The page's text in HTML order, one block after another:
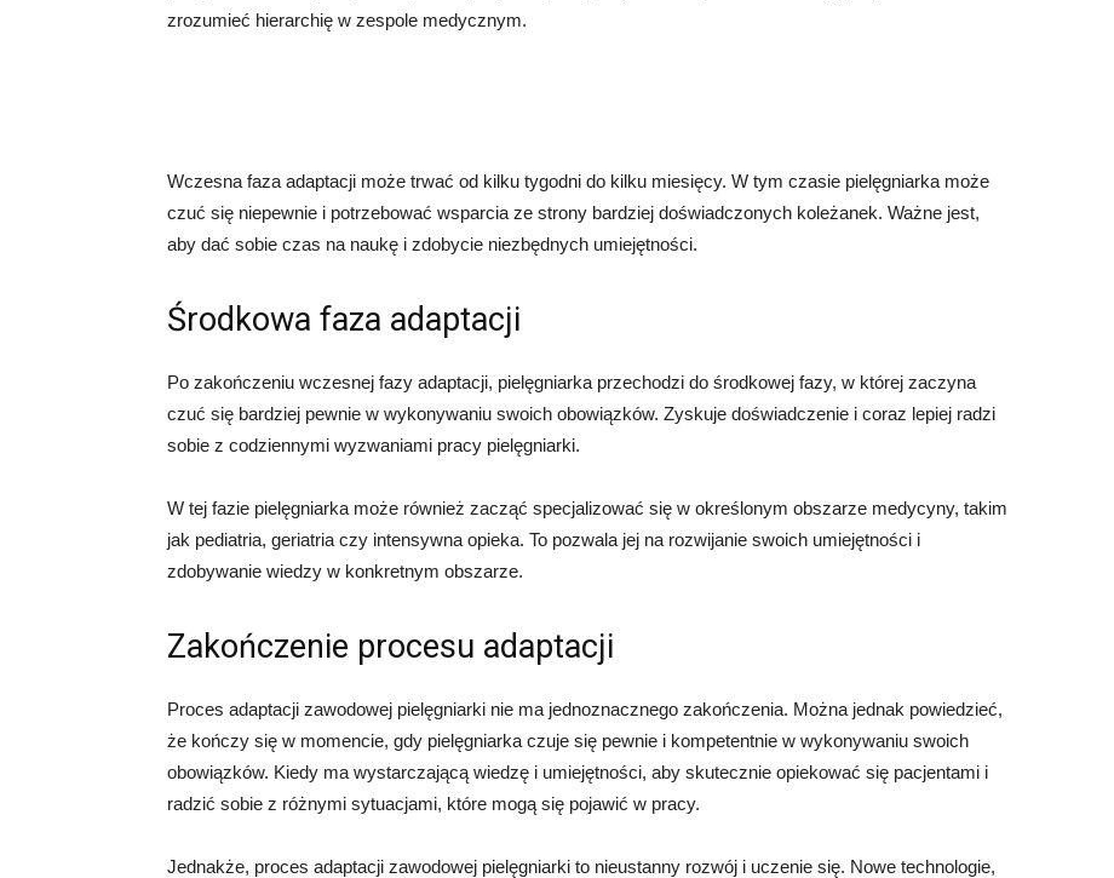
zrozumieć hierarchię w zespole medycznym.
Wczesna faza adaptacji może trwać od kilku tygodni do kilku miesięcy. W tym czasie pielęgniarka może
czuć się niepewnie i potrzebować wsparcia ze strony bardziej doświadczonych koleżanek. Ważne jest,
aby dać sobie czas na naukę i zdobycie niezbędnych umiejętności.
Środkowa faza adaptacji
Po zakończeniu wczesnej fazy adaptacji, pielęgniarka przechodzi do środkowej fazy, w której zaczyna
czuć się bardziej pewnie w wykonywaniu swoich obowiązków. Zyskuje doświadczenie i coraz lepiej radzi
sobie z codziennymi wyzwaniami pracy pielęgniarki.
W tej fazie pielęgniarka może również zacząć specjalizować się w określonym obszarze medycyny, takim
jak pediatria, geriatria czy intensywna opieka. To pozwala jej na rozwijanie swoich umiejętności i
zdobywanie wiedzy w konkretnym obszarze.
Zakończenie procesu adaptacji
Proces adaptacji zawodowej pielęgniarki nie ma jednoznacznego zakończenia. Można jednak powiedzieć,
że kończy się w momencie, gdy pielęgniarka czuje się pewnie i kompetentnie w wykonywaniu swoich
obowiązków. Kiedy ma wystarczającą wiedzę i umiejętności, aby skutecznie opiekować się pacjentami i
radzić sobie z różnymi sytuacjami, które mogą się pojawić w pracy.
Jednakże, proces adaptacji zawodowej pielęgniarki to nieustanny rozwój i uczenie się. Nowe technologie,